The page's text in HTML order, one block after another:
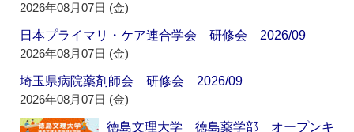
2026年08月07日 (金)
日本プライマリ・ケア連合学会 研修会 2026/09
2026年08月07日 (金)
埼玉県病院薬剤師会 研修会 2026/09
2026年08月07日 (金)
徳島文理大学 徳島薬学部 オープンキ